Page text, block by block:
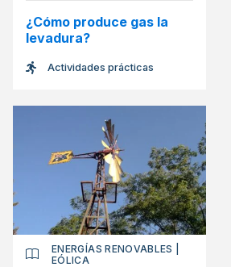
¿Cómo produce gas la
levadura?
Actividades prácticas
ENERGÍAS RENOVABLES
EÓLICA